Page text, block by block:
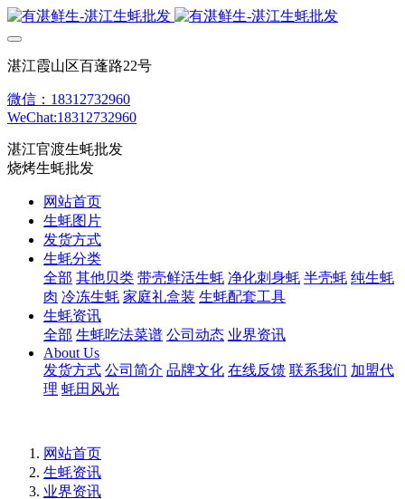
湛江霞山区百蓬路22号
微信：18312732960
WeChat:18312732960
湛江官渡生蚝批发
烧烤生蚝批发
网站首页
生蚝图片
发货方式
生蚝分类
全部 其他贝类 带壳鲜活生蚝 净化刺身蚝 半壳蚝 纯生蚝
肉 冷冻生蚝 家庭礼盒装 生蚝配套工具
生蚝资讯
全部 生蚝吃法菜谱 公司动态 业界资讯
About Us
发货方式 公司简介 品牌文化 在线反馈 联系我们 加盟代
理 蚝田风光
网站首页
生蚝资讯
业界资讯